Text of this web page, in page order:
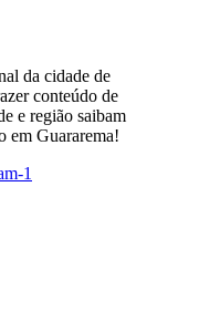
da cidade de
conteúdo de
e região saibam
em Guararema!
1